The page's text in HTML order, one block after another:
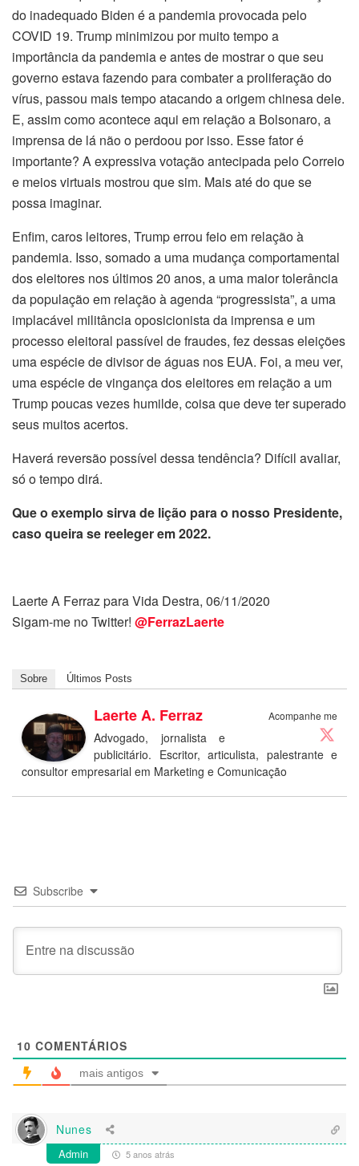
do inadequado Biden é a pandemia provocada pelo
COVID 19. Trump minimizou por muito tempo a
importância da pandemia e antes de mostrar o que seu
governo estava fazendo para combater a proliferação do
vírus, passou mais tempo atacando a origem chinesa dele.
E, assim como acontece aqui em relação a Bolsonaro, a
imprensa de lá não o perdoou por isso. Esse fator é
importante? A expressiva votação antecipada pelo Correio
e meios virtuais mostrou que sim. Mais até do que se
possa imaginar.
Enfim, caros leitores, Trump errou feio em relação à
pandemia. Isso, somado a uma mudança comportamental
dos eleitores nos últimos 20 anos, a uma maior tolerância
da população em relação à agenda “progressista”, a uma
implacável militância oposicionista da imprensa e um
processo eleitoral passível de fraudes, fez dessas eleições
uma espécie de divisor de águas nos EUA. Foi, a meu ver,
uma espécie de vingança dos eleitores em relação a um
Trump poucas vezes humilde, coisa que deve ter superado
seus muitos acertos.
Haverá reversão possível dessa tendência? Difícil avaliar,
só o tempo dirá.
Que o exemplo sirva de lição para o nosso Presidente,
caso queira se reeleger em 2022.
Laerte A Ferraz para Vida Destra, 06/11/2020
Sigam-me no Twitter! @FerrazLaerte
Sobre Últimos Posts
Acompanhe me
Laerte A. Ferraz
Advogado, jornalista e
publicitário. Escritor, articulista, palestrante e
consultor empresarial em Marketing e Comunicação
Subscribe
10 COMENTÁRIOS
mais antigos
Nunes
Admin 5 anos atrás